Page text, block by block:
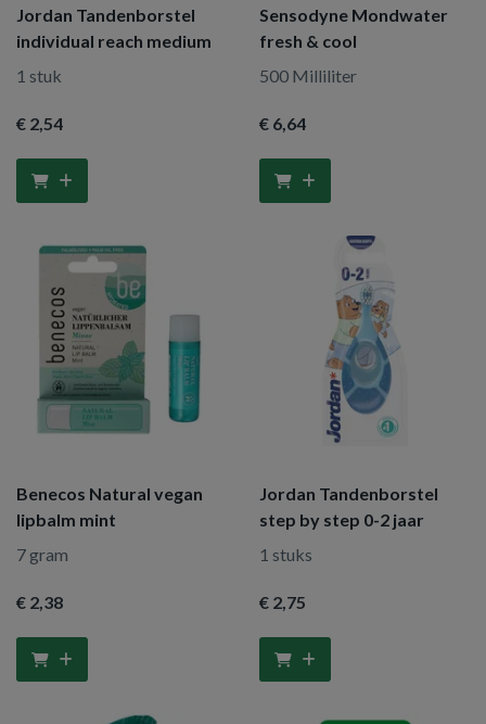
Jordan Tandenborstel
individual reach medium
1 stuk
€ 2,54
Sensodyne Mondwater
fresh & cool
500 Milliliter
€ 6,64
Benecos Natural vegan
lipbalm mint
7 gram
€ 2,38
Jordan Tandenborstel
step by step 0-2 jaar
1 stuks
€ 2,75